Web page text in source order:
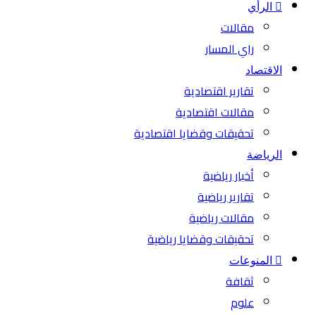
الرأي
مقالات
راي المسار
الاقتصاد
تقارير اقتصادية
مقالات اقتصادية
تحقيقات وقضايا اقتصادية
الرياضة
أخبار رياضية
تقارير رياضية
مقالات رياضية
تحقيقات وقضايا رياضية
المنوعات
ثقافة
علوم